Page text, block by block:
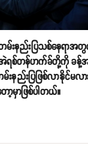
နည်းပြသစ်နေရာအတွ
အဲရစ်တန်ဟက်ခ်တို့ကို ခန့်အ
မ်းနည်းပြဖြစ်လာနိုင်
မှာဖြစ်ပါတယ်။